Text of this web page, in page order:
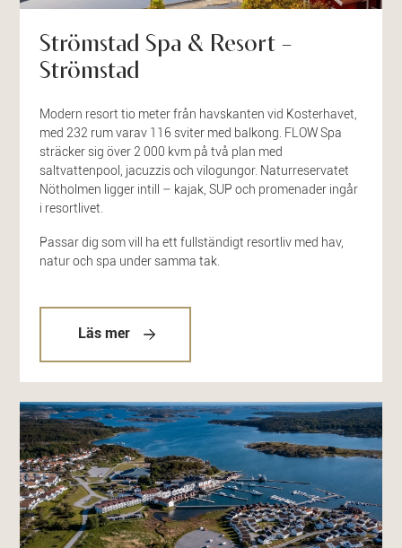
Strömstad Spa & Resort –
Strömstad
Modern resort tio meter från havskanten vid Kosterhavet,
med 232 rum varav 116 sviter med balkong. FLOW Spa
sträcker sig över 2 000 kvm på två plan med
saltvattenpool, jacuzzis och vilogungor. Naturreservatet
Nötholmen ligger intill – kajak, SUP och promenader ingår
i resortlivet.
Passar dig som vill ha ett fullständigt resortliv med hav,
natur och spa under samma tak.
Läs mer